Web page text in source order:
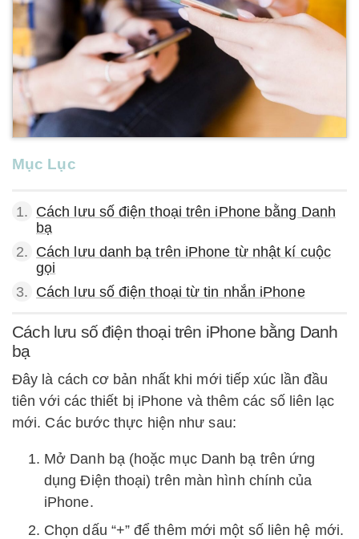
Mục Lục
1. Cách lưu số điện thoại trên iPhone bằng Danh
bạ
2. Cách lưu danh bạ trên iPhone từ nhật kí cuộc
gọi
3. Cách lưu số điện thoại từ tin nhắn iPhone
Cách lưu số điện thoại trên iPhone bằng Danh
bạ
Đây là cách cơ bản nhất khi mới tiếp xúc lần đầu
tiên với các thiết bị iPhone và thêm các số liên lạc
mới. Các bước thực hiện như sau:
Mở Danh bạ (hoặc mục Danh bạ trên ứng
dụng Điện thoại) trên màn hình chính của
iPhone.
Chọn dấu “+” để thêm mới một số liên hệ mới.